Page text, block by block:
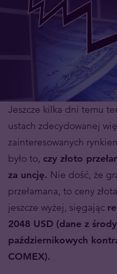
Jeszcze kilka dni temu
ustach zdecydowanej
zainteresowanych
było to, czy złoto
za uncję. Nie dość, że
przełamana, to ceny
jeszcze wyżej, sięgając
2048 USD (dane z
październikowych
COMEX).